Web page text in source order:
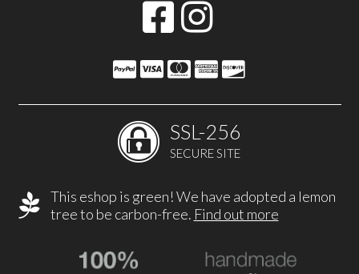
SSL-256
SECURE SITE
This eshop is green! We have adopted a lemon
tree to be carbon-free. Find out more